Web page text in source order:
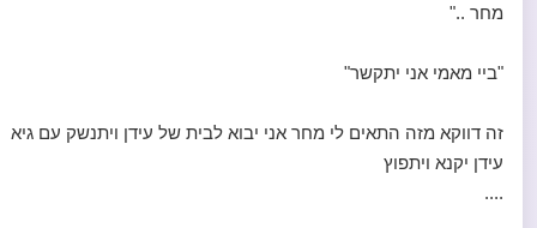
מחר .."
"ביי מאמי אני יתקשר"
זה דווקא מזה התאים לי מחר אני יבוא לבית של עידן ויתנשק עם גיא
עידן יקנא ויתפוץ
....